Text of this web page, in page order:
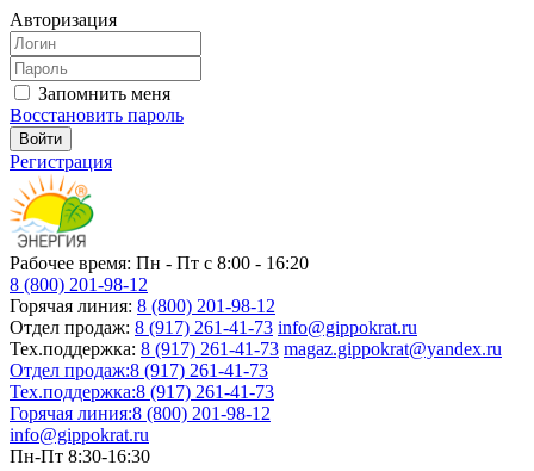
Авторизация
Запомнить меня
Восстановить пароль
Регистрация
Рабочее время: Пн - Пт с 8:00 - 16:20
8 (800) 201-98-12
Горячая линия: 8 (800) 201-98-12
Отдел продаж: 8 (917) 261-41-73 info@gippokrat.ru
Тех.поддержка: 8 (917) 261-41-73 magaz.gippokrat@yandex.ru
Отдел продаж:8 (917) 261-41-73
Тех.поддержка:8 (917) 261-41-73
Горячая линия:8 (800) 201-98-12
info@gippokrat.ru
Пн-Пт 8:30-16:30